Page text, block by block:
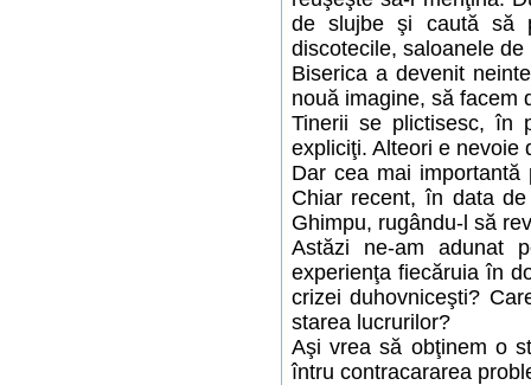
de slujbe şi caută să
discotecile, saloanele de
Biserica a devenit
nouă imagine, să facem
Tinerii se plictisesc, în
expliciţi. Alteori e nevoie
Dar cea mai
Chiar recent, în data
Ghimpu, rugându-l să
Astăzi ne-am adunat
experienţa fiecăruia în
crizei duhovniceşti?
starea lucrurilor?
Aşi vrea să obţinem o
întru contracararea